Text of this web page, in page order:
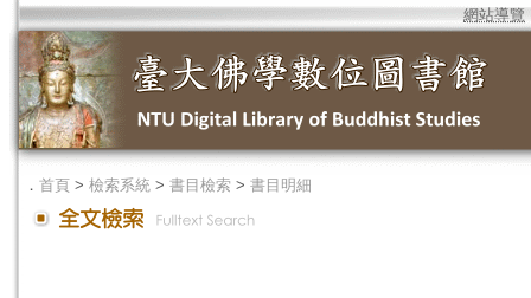
網站導覽
． 首頁 > 檢索系統 > 書目檢索 > 書目明細